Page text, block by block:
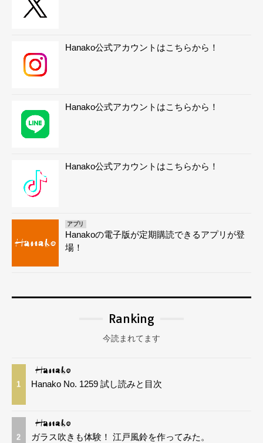
Hanako公式アカウントはこちらから！
Hanako公式アカウントはこちらから！
Hanako公式アカウントはこちらから！
アプリ
Hanakoの電子版が定期購読できるアプリが登
場！
Ranking
今読まれてます
1 Hanako No. 1259 試し読みと目次
2 ガラス吹きも体験！ 江戸風鈴を作ってみた。